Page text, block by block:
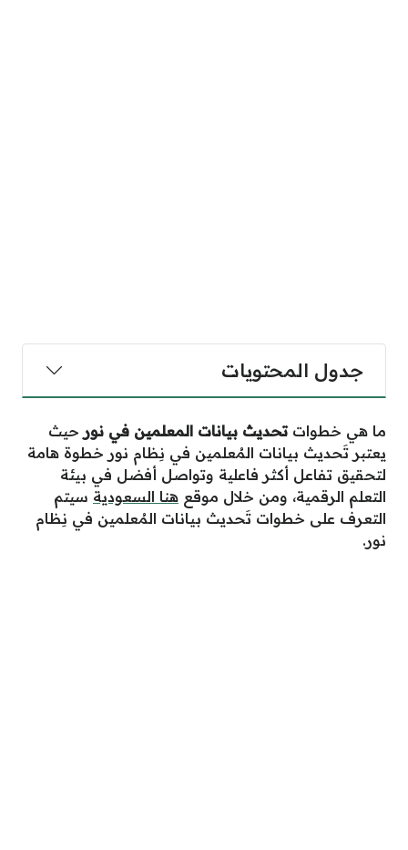
جدول المحتويات
ما هي خطواتتحديث بيانات المعلمين في نور حيث
يعتبر تَحديث بيانات المُعلمين في نِظام نور خطوة هامة
لتحقيق تفاعل أكثر فاعلية وتواصل أفضل في بيئة
التعلم الرقمية، ومن خلال موقع هنا السعودية سيتم
التعرف على خطوات تَحديث بيانات المُعلمين في نِظام
نور.